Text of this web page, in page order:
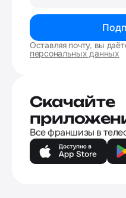
Оставляя почту, вы
персональных данных
Скачайте
Все франшизы в